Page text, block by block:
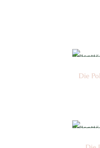
Die